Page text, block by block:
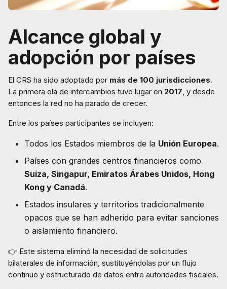
Alcance global y
adopción por países
El CRS ha sido adoptado por más de 100 jurisdicciones.
La primera ola de intercambios tuvo lugar en 2017, y desde
entonces la red no ha parado de crecer.
Entre los países participantes se incluyen:
Todos los Estados miembros de la Unión Europea.
Países con grandes centros financieros como
Suiza, Singapur, Emiratos Árabes Unidos, Hong
Kong y Canadá.
Estados insulares y territorios tradicionalmente
opacos que se han adherido para evitar sanciones
o aislamiento financiero.
👉 Este sistema eliminó la necesidad de solicitudes
bilaterales de información, sustituyéndolas por un flujo
continuo y estructurado de datos entre autoridades fiscales.